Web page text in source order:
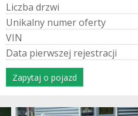
Liczba drzwi
Unikalny numeroferty
VIN
Data pierwszej rejestracji
Zapytaj o pojazd